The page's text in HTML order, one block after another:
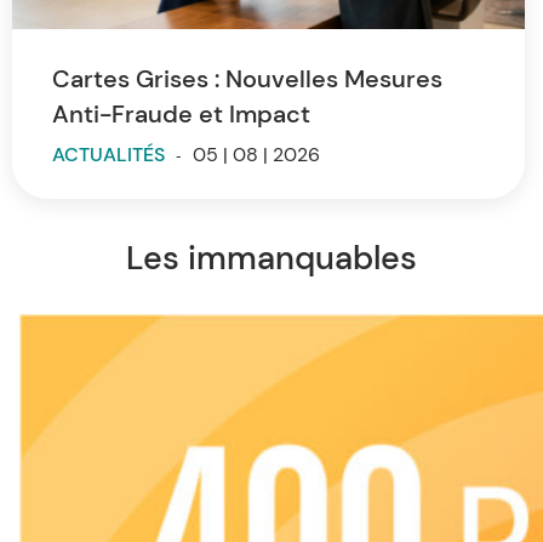
Cartes Grises : Nouvelles Mesures
Anti-Fraude et Impact
ACTUALITÉS - 05 | 08 | 2026
Les immanquables